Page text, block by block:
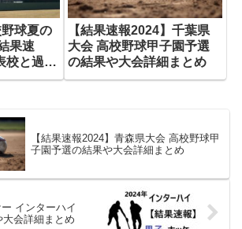
球夏の
果速
校と過去
【結果速報2024】千葉県
大会 高校野球甲子園予選
の結果や大会詳細まとめ
【結果速報2024】青森県大会 高校野球甲
子園予選の結果や大会詳細まとめ
ー インターハイ
大会詳細まとめ